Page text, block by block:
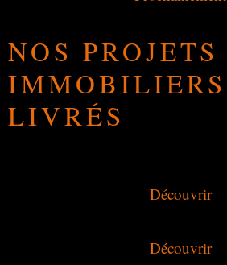
NOS PROJETS
IMMOBILIERS
LIVRÉS
Découvrir
Découvrir